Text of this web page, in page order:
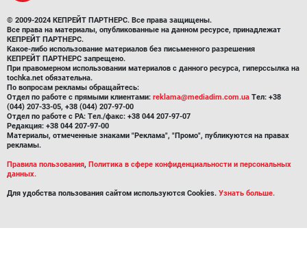
© 2009-2024 КЕПРЕЙТ ПАРТНЕРС. Все права защищены.
Все права на материалы, опубликованные на данном ресурсе, принадлежат
КЕПРЕЙТ ПАРТНЕРС.
Какое-либо использование материалов без письменного разрешения
КЕПРЕЙТ ПАРТНЕРС запрещено.
При правомерном использовании материалов с данного ресурса, гиперссылка на
tochka.net обязательна.
По вопросам рекламы обращайтесь:
Отдел по работе с прямыми клиентами: reklama@mediadim.com.ua Тел: +38
(044) 207-33-05, +38 (044) 207-97-00
Отдел по работе с РА: Тел./факс: +38 044 207-97-07
Редакция: +38 044 207-97-00
Материалы, отмеченные знаками "Реклама", "Промо", публикуются на правах
рекламы.
Правила пользования, Политика в сфере конфиденциальности и персональных
данных.
Для удобства пользования сайтом используются Cookies. Узнать больше.